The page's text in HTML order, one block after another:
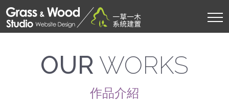
OUR WORKS
作品介紹